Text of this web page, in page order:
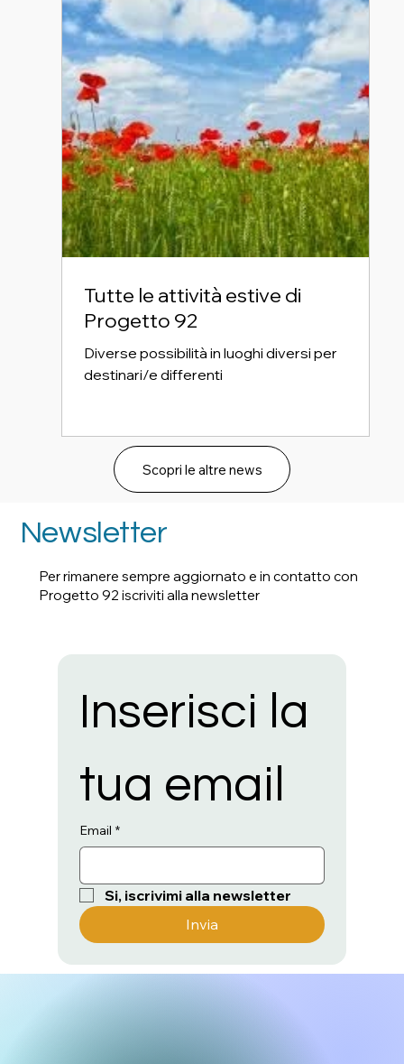
Tutte le attività estive di
Progetto 92
Diverse possibilità in luoghi diversi per
destinari/e differenti
Scopri le altre news
Newsletter
Per rimanere sempre aggiornato e in contatto con
Progetto 92 iscriviti alla newsletter
Inserisci la
tua email
Email *
Si, iscrivimi alla newsletter
Invia